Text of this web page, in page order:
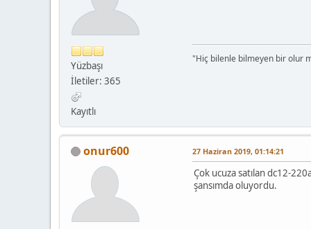
Yüzbaşı
İletiler: 365
Kayıtlı
"Hiç bilenle bilmeyen bir olur
onur600 27 Haziran 2019, 01:14:21
Çok ucuza satılan dc12-
şansımda oluyordu.